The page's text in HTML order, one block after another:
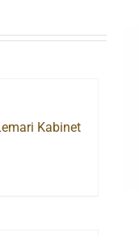
Kabinet